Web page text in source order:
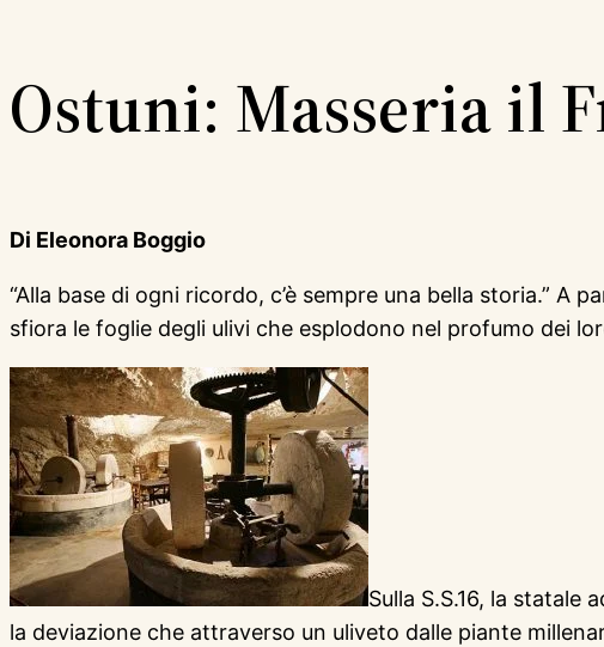
Ostuni: Masseria il
Di Eleonora Boggio
“Alla base di ogni ricordo, c’è sempre una bella storia.” A
sfiora le foglie degli ulivi che esplodono nel profumo dei
Sulla S.S.16, la
la deviazione che attraverso un uliveto dalle piante